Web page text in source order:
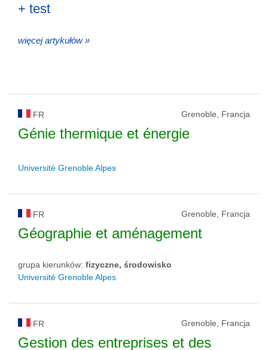
+ test
więcej artykułów »
FR Grenoble, Francja
Génie thermique et énergie
Université Grenoble Alpes
FR Grenoble, Francja
Géographie et aménagement
grupa kierunków: fizyczne, środowisko
Université Grenoble Alpes
FR Grenoble, Francja
Gestion des entreprises et des